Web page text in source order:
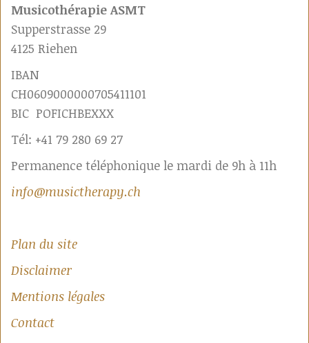
Musicothérapie ASMT
Supperstrasse 29
4125 Riehen
IBAN
CH0609000000705411101
BIC POFICHBEXXX
Tél: +41 79 280 69 27
Permanence téléphonique le mardi de 9h à 11h
info@musictherapy.ch
Plan du site
Disclaimer
Mentions légales
Contact